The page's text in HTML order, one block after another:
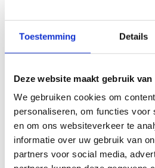
Toestemming Details
Deze website maakt gebruik van
We gebruiken cookies om
personaliseren, om functies voor
en om ons websiteverkeer te
informatie over uw gebruik van
partners voor social media,
Rubber
Robuust en weerbestendig
Vanaf €47,95
Eigenschappen:
Matdikte
8mm
Materiaal
Rubber
Onderkant
Antislip +++
Kwaliteit